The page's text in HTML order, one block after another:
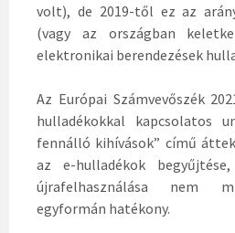
volt), de 2019-től ez az
(vagy az országban
elektronikai berendezések
Az Európai Számvevőszék
hulladékokkal kapcsolatos
fennálló kihívások” című
az e-hulladékok
újrafelhasználása nem
egyformán hatékony.